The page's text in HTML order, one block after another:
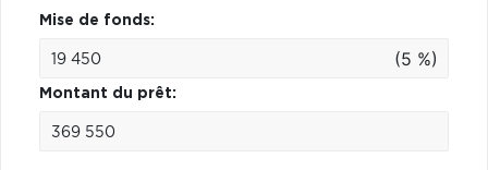
Mise de fonds:
(5 %)
Montant du prêt: